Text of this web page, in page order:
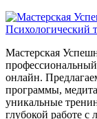
Мастерская
онлайн.
программы,
уникальные
глубокой работе